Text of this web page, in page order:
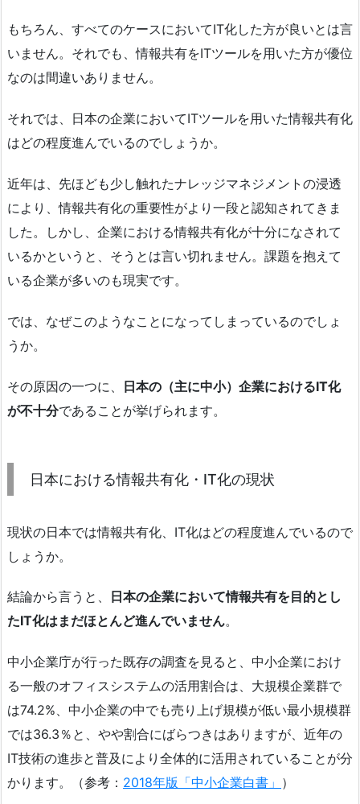
もちろん、すべてのケースにおいてIT化した方が良いとは言
いません。それでも、情報共有をITツールを用いた方が優位
なのは間違いありません。
それでは、日本の企業においてITツールを用いた情報共有化
はどの程度進んでいるのでしょうか。
近年は、先ほども少し触れたナレッジマネジメントの浸透
により、情報共有化の重要性がより一段と認知されてきま
した。しかし、企業における情報共有化が十分になされて
いるかというと、そうとは言い切れません。課題を抱えて
いる企業が多いのも現実です。
では、なぜこのようなことになってしまっているのでしょ
うか。
その原因の一つに、 日本の（主に中小）企業におけるIT化
が不十分であることが挙げられます。
日本における情報共有化・IT化の現状
現状の日本では情報共有化、IT化はどの程度進んでいるので
しょうか。
結論から言うと、
日本の企業において情報共有を目的とし
たIT化はまだほとんど進んでいません。
中小企業庁が行った既存の調査を見ると、中小企業におけ
る一般のオフィスシステムの活用割合は、大規模企業群で
は74.2%、中小企業の中でも売り上げ規模が低い最小規模群
では36.3％と、やや割合にばらつきはありますが、近年の
IT技術の進歩と普及により全体的に活用されていることが分
かります。（参考： 2018年版「中小企業白書」 ）